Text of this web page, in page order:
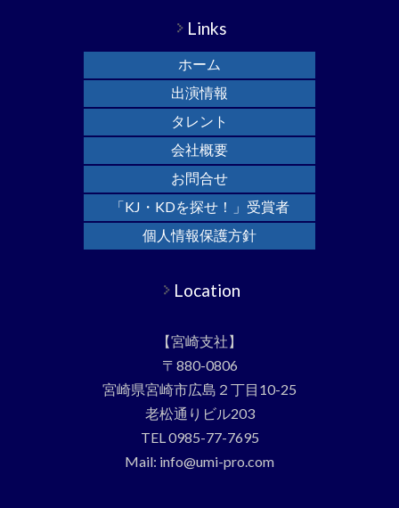
Links
ホーム
出演情報
タレント
会社概要
お問合せ
「KJ・KDを探せ！」受賞者
個人情報保護方針
Location
【宮崎支社】
〒880-0806
宮崎県宮崎市広島２丁目10-25
老松通りビル203
TEL 0985-77-7695
Mail: info@umi-pro.com